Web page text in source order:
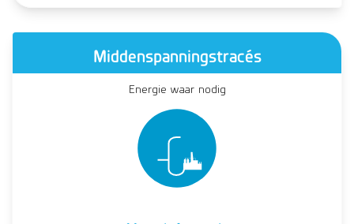
Middenspanningstracés
Energie waar nodig